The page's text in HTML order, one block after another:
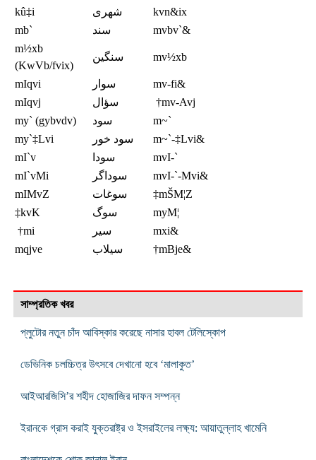
kû‡i
شهرى
kvn&ix
mb`
سند
mvbv`&
m½xb
(KwVb/fvix)
سنگين mv½xb
mIqvi سوار
mv-fi&
mIqvj
سؤال
†mv-Avj
my` (gybvdv)
سود
m~`
my`‡Lvi
سود خور
m~`-‡Lvi&
mI`v
سودا
mvI-`
mI`vMi
سوداگر
mvI-`-Mvi&
mIMvZ
سوغات
‡mŠM¦Z
‡kvK
سوگ
myM¦
†mi
سير
mxi&
mqjve
سیلاب †mBje&
সাম্প্রতিক খবর
প্লুটোর নতুন চাঁদ আবিস্কার করেছে নাসার হাবল টেলিস্কোপ
ডেভিনিক চলচ্চিত্র উৎসবে দেখানো হবে ‘মালাকুত’
আইআরজিসি’র শহীদ হোজাজির দাফন সম্পন্ন
ইরানকে গ্রাস করাই যুক্তরাষ্ট্র ও ইসরাইলের লক্ষ্য: আয়াতুল্লাহ খামেনি